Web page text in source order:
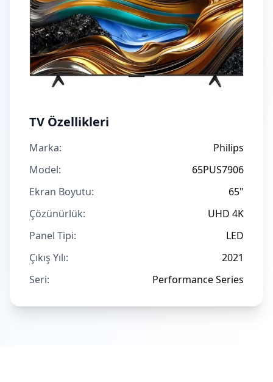
TV Özellikleri
Marka:
Philips
Model:
65PUS7906
Ekran Boyutu:
65"
Çözünürlük:
UHD 4K
Panel Tipi:
LED
Çıkış Yılı:
2021
Seri:
Performance Series